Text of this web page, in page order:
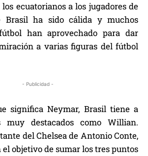
ecuatorianos a los jugadores de
Brasil ha sido cálida y muchos
han aprovechado para dar
a varias figuras del fútbol
- Publicidad -
significa Neymar, Brasil tiene a
muy destacados como Willian.
del Chelsea de Antonio Conte,
el objetivo de sumar los tres puntos